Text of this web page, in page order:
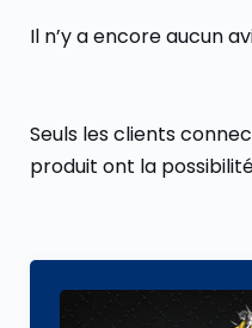
Il n’y a encore aucun
Seuls les clients
produit ont la